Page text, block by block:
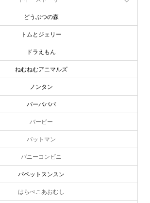
トイ・ストーリー
どうぶつの森
トムとジェリー
ドラえもん
ねむねむアニマルズ
ノンタン
バーバパパ
バービー
バットマン
バニーコンビニ
パペットスンスン
はらぺこあおむし
company info contact us